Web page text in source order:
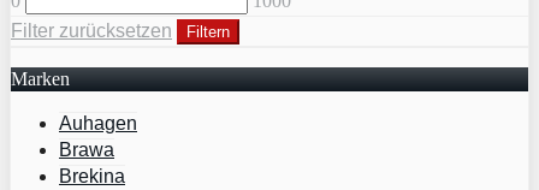
Filter zurücksetzen
Filtern
Marken
Auhagen
Brawa
Brekina